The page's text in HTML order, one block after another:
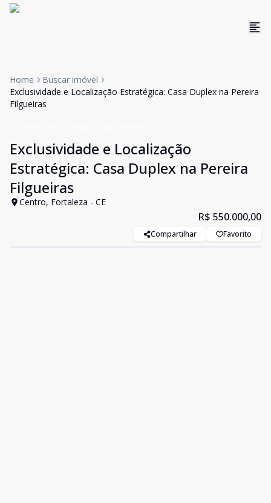
Home
Buscar imóvel
Exclusividade e Localização Estratégica: Casa Duplex na Pereira
Filgueiras
Exclusividade e Localização
Estratégica: Casa Duplex na Pereira
Filgueiras
Centro, Fortaleza - CE
R$ 550.000,00
Compartilhar Favorito